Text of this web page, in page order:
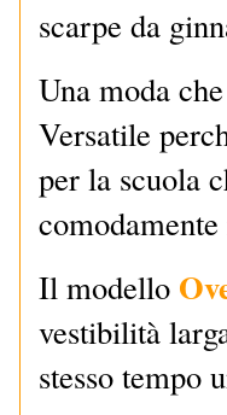
scarpe da
Una moda
Versatile
per la scuola
Il modello
vestibilità
stesso tempo